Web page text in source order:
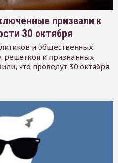
призвали к
30 октября
и общественных
решеткой и признанных
что проведут 30 октября